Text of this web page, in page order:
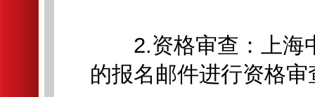
2.资格审查：上海
的报名邮件进行资格